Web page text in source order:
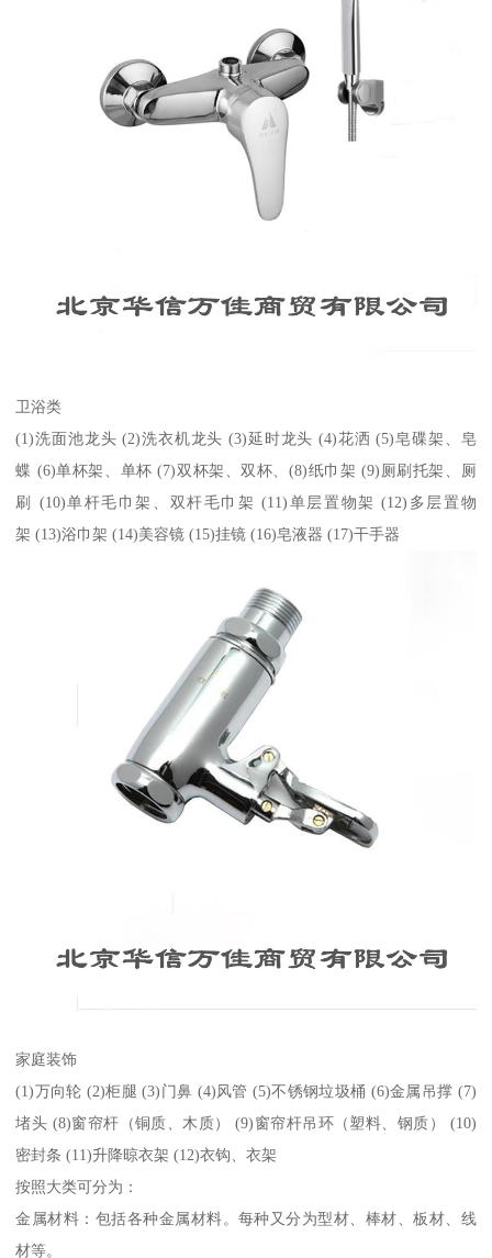
卫浴类
(1)洗面池龙头 (2)洗衣机龙头 (3)延时龙头 (4)花洒 (5)皂碟架、皂
蝶 (6)单杯架、单杯 (7)双杯架、双杯、(8)纸巾架 (9)厕刷托架、厕
刷 (10)单杆毛巾架、双杆毛巾架 (11)单层置物架 (12)多层置物
架 (13)浴巾架 (14)美容镜 (15)挂镜 (16)皂液器 (17)干手器
家庭装饰
(1)万向轮 (2)柜腿 (3)门鼻 (4)风管 (5)不锈钢垃圾桶 (6)金属吊撑 (7)
堵头 (8)窗帘杆（铜质、木质） (9)窗帘杆吊环（塑料、钢质） (10)
密封条 (11)升降晾衣架 (12)衣钩、衣架
按照大类可分为：
金属材料：包括各种金属材料。每种又分为型材、棒材、板材、线
材等。